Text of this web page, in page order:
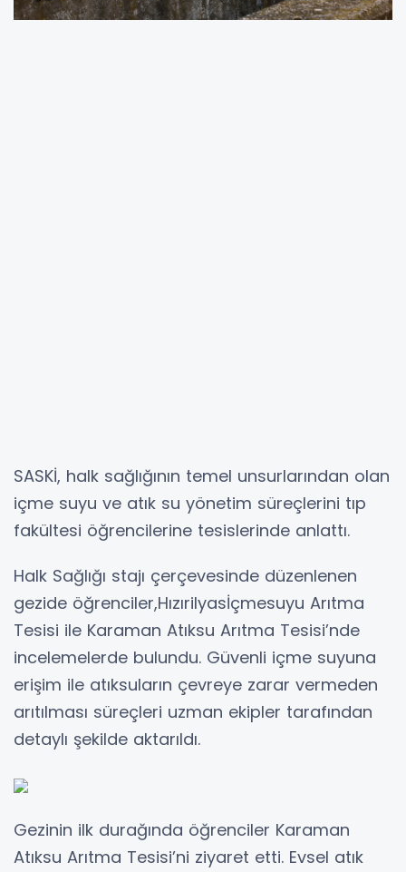
SASKİ, halk sağlığının temel unsurlarından olan
içme suyu ve atık su yönetim süreçlerini tıp
fakültesi öğrencilerine tesislerinde anlattı.
Halk Sağlığı stajı çerçevesinde düzenlenen
gezide öğrenciler,Hızırilyasİçmesuyu Arıtma
Tesisi ile Karaman Atıksu Arıtma Tesisi’nde
incelemelerde bulundu. Güvenli içme suyuna
erişim ile atıksuların çevreye zarar vermeden
arıtılması süreçleri uzman ekipler tarafından
detaylı şekilde aktarıldı.
Gezinin ilk durağında öğrenciler Karaman
Atıksu Arıtma Tesisi’ni ziyaret etti. Evsel atık